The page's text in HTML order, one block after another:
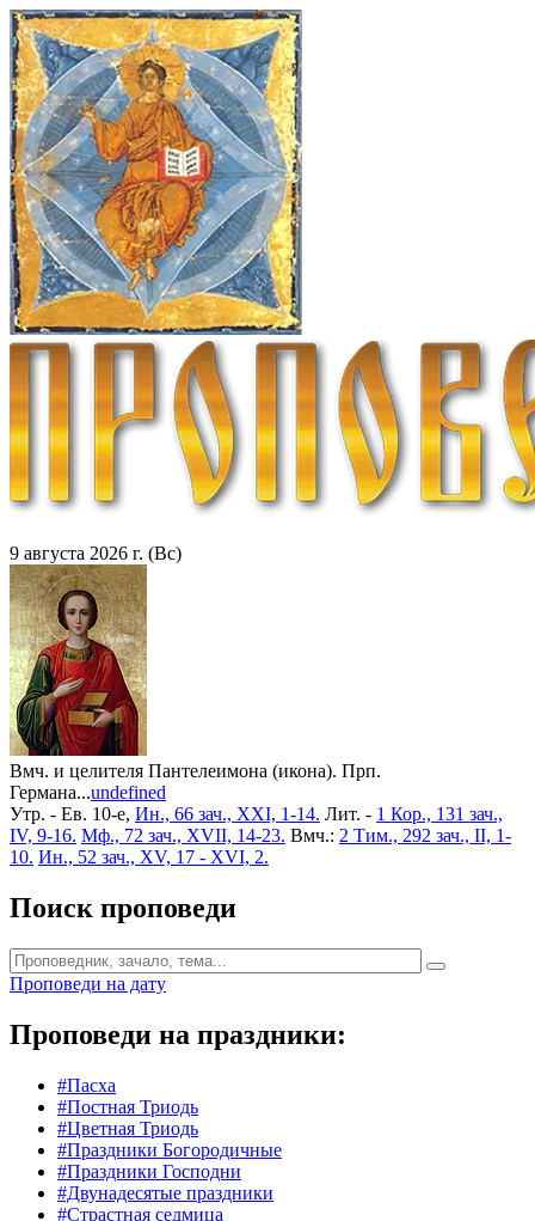
9 августа 2026 г. (Вс)
Вмч. и целителя Пантелеимона (икона). Прп.
Германа...undefined
Утр. - Ев. 10-е, Ин., 66 зач., XXI, 1-14. Лит. - 1 Кор., 131 зач.,
IV, 9-16. Мф., 72 зач., XVII, 14-23. Вмч.: 2 Тим., 292 зач., II, 1-
10. Ин., 52 зач., XV, 17 - XVI, 2.
Поиск проповеди
Проповеди на дату
Проповеди на праздники:
#Пасха
#Постная Триодь
#Цветная Триодь
#Праздники Богородичные
#Праздники Господни
#Двунадесятые праздники
#Страстная седмица